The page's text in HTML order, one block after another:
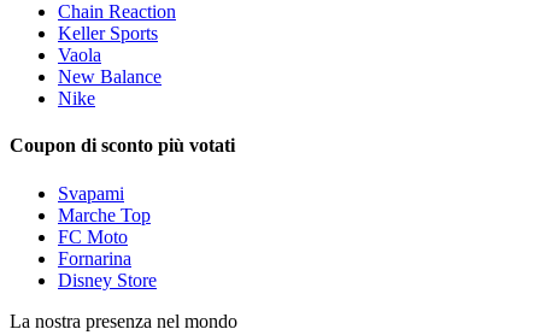
Chain Reaction
Keller Sports
Vaola
New Balance
Nike
Coupon di sconto più votati
Svapami
Marche Top
FC Moto
Fornarina
Disney Store
La nostra presenza nel mondo